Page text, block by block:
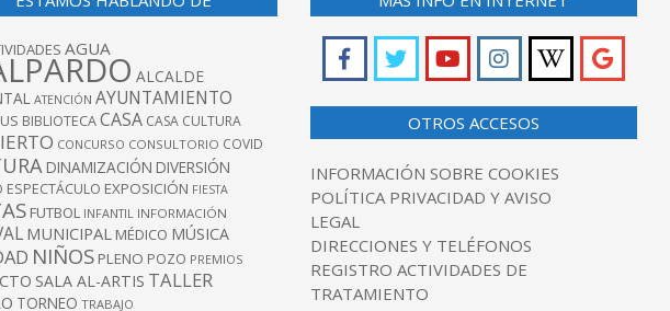
AGUA
ALCALDE
ATENCIÓN AYUNTAMIENTO
BIBLIOTECACASA CASA CULTURA
CONCURSO CONSULTORIO COVID
DINAMIZACIÓN DIVERSIÓN
ESPECTÁCULO EXPOSICIÓN FIESTA
FUTBOL INFANTIL INFORMACIÓN
MUNICIPAL MÉDICO MÚSICA
NIÑOS PLENO POZO PREMIOS
SALA AL-ARTIS TALLER
TORNEO TRABAJO
OTROS ACCESOS
INFORMACIÓN SOBRE COOKIES
POLÍTICA PRIVACIDAD Y AVISO
LEGAL
DIRECCIONES Y TELÉFONOS
REGISTRO ACTIVIDADES DE
TRATAMIENTO